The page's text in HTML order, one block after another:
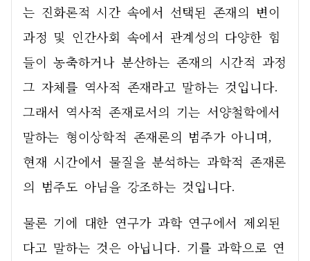
는 진화론적 시간 속에서 선택된 존재의 변이
과정 및 인간사회 속에서 관계성의 다양한 힘
들이 농축하거나 분산하는 존재의 시간적 과정
그 자체를 역사적 존재라고 말하는 것입니다.
그래서 역사적 존재로서의 기는 서양철학에서
말하는 형이상학적 존재론의 범주가 아니며,
현재 시간에서 물질을 분석하는 과학적 존재론
의 범주도 아님을 강조하는 것입니다.
물론 기에 대한 연구가 과학 연구에서 제외된
다고 말하는 것은 아닙니다. 기를 과학으로 연